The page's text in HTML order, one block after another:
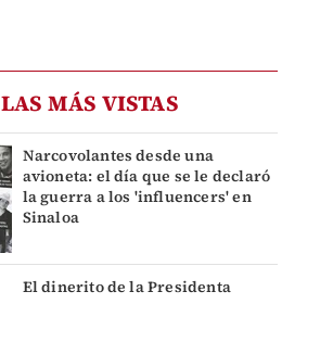
LAS MÁS VISTAS
Narcovolantes desde una
avioneta: el día que se le declaró
la guerra a los 'influencers' en
Sinaloa
El dinerito de la Presidenta